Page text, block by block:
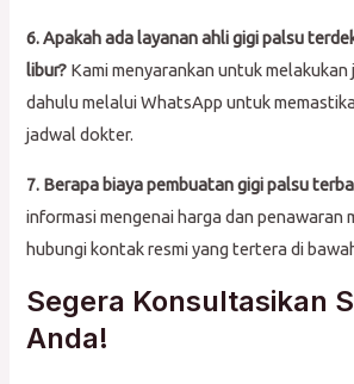
6. Apakah ada layanan ahli gigi palsu
libur? Kami menyarankan untuk
dahulu melalui WhatsApp untuk
jadwal dokter.
7. Berapa biaya pembuatan gigi palsu
informasi mengenai harga dan penawaran
hubungi kontak resmi yang tertera di
Segera Konsultasikan
Anda!